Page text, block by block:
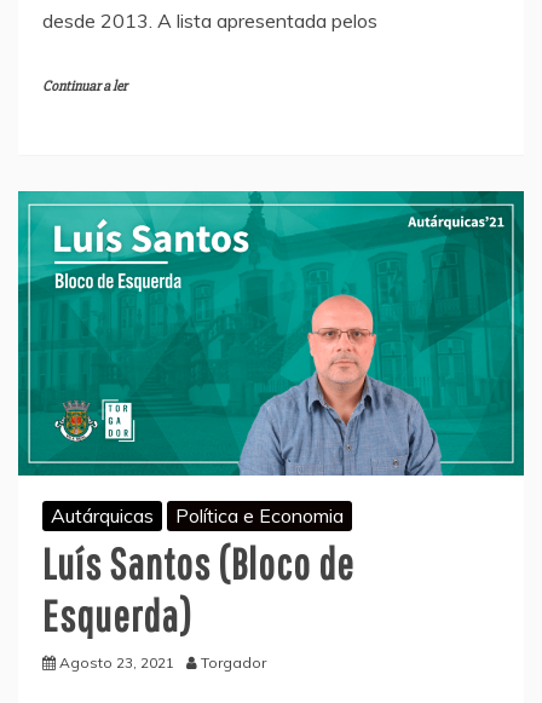
desde 2013. A lista apresentada pelos
Continuar a ler
Autárquicas Política e Economia
Luís Santos (Bloco de
Esquerda)
Agosto 23, 2021 Torgador